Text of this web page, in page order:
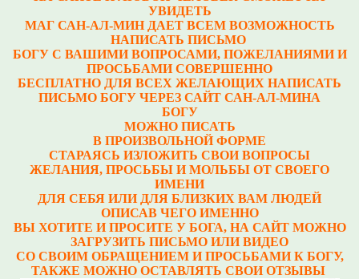
УВИДЕТЬ
МАГ САН-АЛ-МИН ДАЕТ ВСЕМ ВОЗМОЖНОСТЬ
НАПИСАТЬ ПИСЬМО
БОГУ С ВАШИМИ ВОПРОСАМИ, ПОЖЕЛАНИЯМИ И
ПРОСЬБАМИ СОВЕРШЕННО
БЕСПЛАТНО ДЛЯ ВСЕХ ЖЕЛАЮЩИХ НАПИСАТЬ
ПИСЬМО БОГУ ЧЕРЕЗ САЙТ САН-АЛ-МИНА
БОГУ
МОЖНО ПИСАТЬ
В ПРОИЗВОЛЬНОЙ ФОРМЕ
СТАРАЯСЬ ИЗЛОЖИТЬ СВОИ ВОПРОСЫ
ЖЕЛАНИЯ, ПРОСЬБЫ И МОЛЬБЫ ОТ СВОЕГО
ИМЕНИ
ДЛЯ СЕБЯ ИЛИ ДЛЯ БЛИЗКИХ ВАМ ЛЮДЕЙ
ОПИСАВ ЧЕГО ИМЕННО
ВЫ ХОТИТЕ И ПРОСИТЕ У БОГА, НА САЙТ МОЖНО
ЗАГРУЗИТЬ ПИСЬМО ИЛИ ВИДЕО
СО СВОИМ ОБРАЩЕНИЕМ И ПРОСЬБАМИ К БОГУ,
ТАКЖЕ МОЖНО ОСТАВЛЯТЬ СВОИ ОТЗЫВЫ